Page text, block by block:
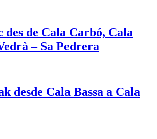
des de Cala Carbó, Cala
– Sa Pedrera
desde Cala Bassa a Cala